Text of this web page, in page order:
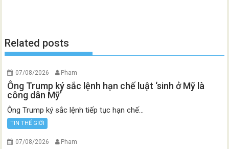
Related posts
07/08/2026 Pham
Ông Trump ký sắc lệnh hạn chế luật ‘sinh ở Mỹ là
công dân Mỹ’
Ông Trump ký sắc lệnh tiếp tục hạn chế...
TIN THẾ GIỚI
07/08/2026 Pham